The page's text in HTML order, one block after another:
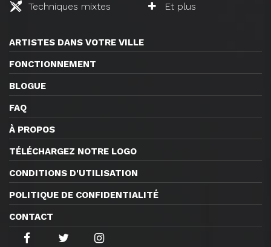
Techniques mixtes
Et plus
ARTISTES DANS VOTRE VILLE
FONCTIONNEMENT
BLOGUE
FAQ
À PROPOS
TÉLÉCHARGEZ NOTRE LOGO
CONDITIONS D'UTILISATION
POLITIQUE DE CONFIDENTIALITÉ
CONTACT